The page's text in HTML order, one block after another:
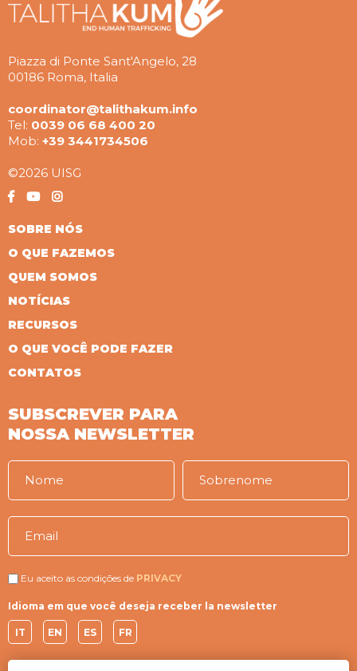
Piazza di Ponte Sant'Angelo, 28
00186 Roma, Italia
coordinator@talithakum.info
Tel: 0039 06 68 400 20
Mob: +39 3441734506
©2026 UISG
SOBRE NÓS
O QUE FAZEMOS
QUEM SOMOS
NOTÍCIAS
RECURSOS
O QUE VOCÊ PODE FAZER
CONTATOS
SUBSCREVER PARA
NOSSA NEWSLETTER
Eu aceito as condições de PRIVACY
Idioma em que você deseja receber la newsletter
IT EN ES FR